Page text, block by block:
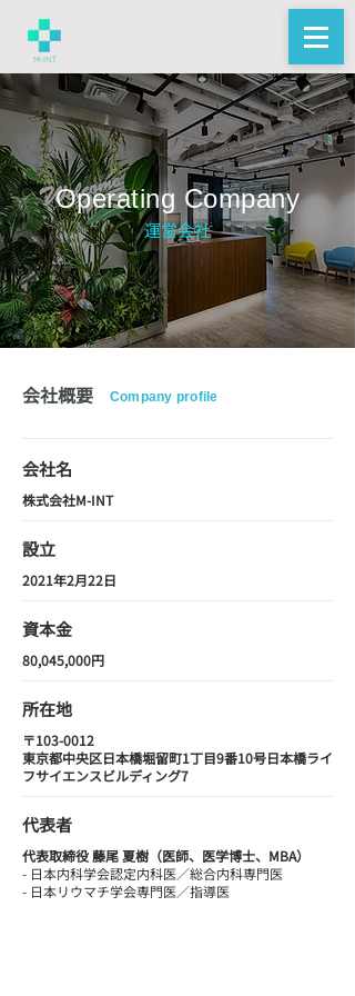
Operating Company
​運営会社
会社概要 Company profile
会社名
株式会社M-INT
設立
2021年2月22日
資本金
80,045,000円
所在地
〒103-0012
東京都中央区日本橋堀留町1丁目9番10号日本橋ライ
フサイエンスビルディング7
代表者
代表取締役 藤尾 夏樹（医師、医学博士、MBA）
- 日本内科学会認定内科医／総合内科専門医
- 日本リウマチ学会専門医／指導医